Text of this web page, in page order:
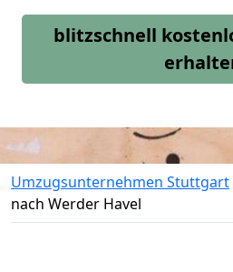
blitzschnell
Umzugsunternehmen Stuttgart
nach Werder Havel